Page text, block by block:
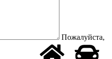
Пожалуйста,